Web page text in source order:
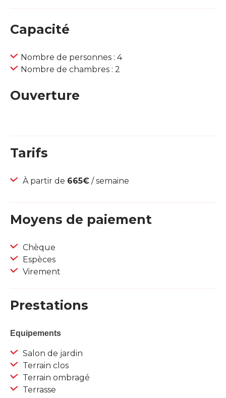
Capacité
Nombre de personnes : 4
Nombre de chambres : 2
Ouverture
Tarifs
À partir de 665€ / semaine
Moyens de paiement
Chèque
Espèces
Virement
Prestations
Equipements
Salon de jardin
Terrain clos
Terrain ombragé
Terrasse